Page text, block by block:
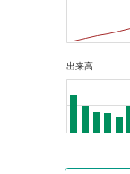
出来高